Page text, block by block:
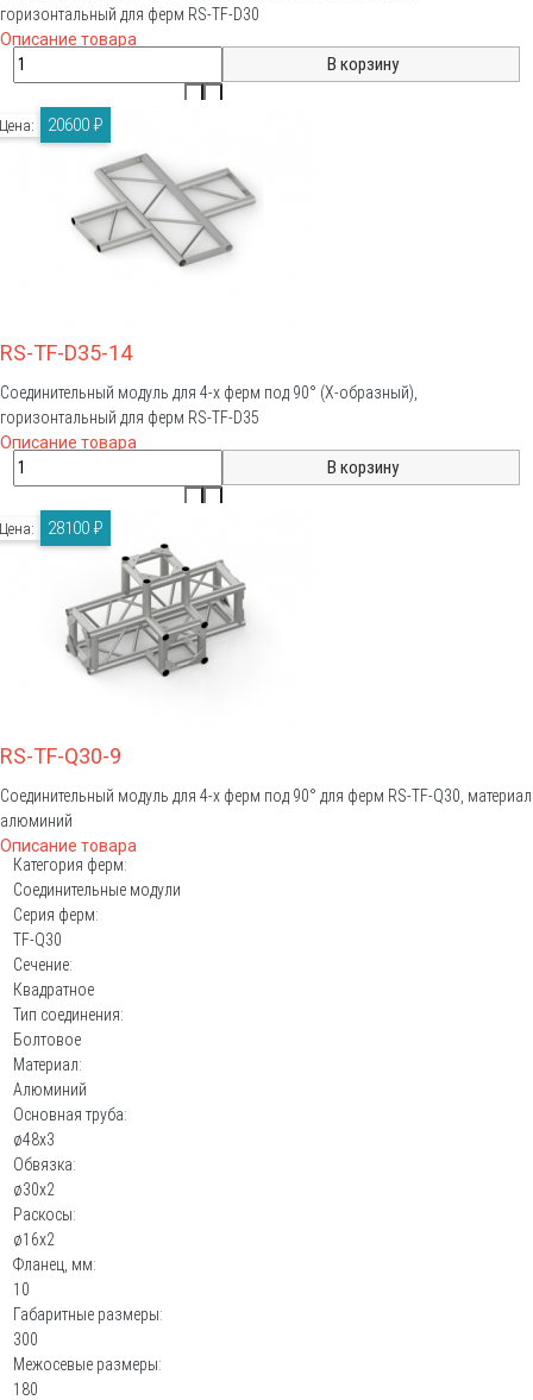
горизонтальный для ферм RS-TF-D30
Описание товара
RS-TF-D35-14
Соединительный модуль для 4-х ферм под 90° (Х-образный),
горизонтальный для ферм RS-TF-D35
Описание товара
Цена: 20600 ₽
RS-TF-Q30-9
Соединительный модуль для 4-х ферм под 90° для ферм RS-TF-Q30, материал
алюминий
Описание товара
Цена: 28100 ₽
Категория ферм:
Соединительные модули
Серия ферм:
TF-Q30
Сечение:
Квадратное
Тип соединения:
Болтовое
Материал:
Алюминий
Основная труба:
ø48х3
Обвязка:
ø30х2
Раскосы:
ø16х2
Фланец, мм:
10
Габаритные размеры:
300
Межосевые размеры:
180